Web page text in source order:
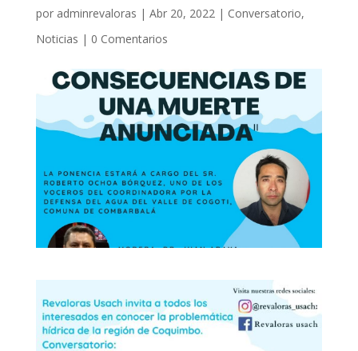
por adminrevaloras | Abr 20, 2022| Conversatorio,
Noticias | 0 Comentarios